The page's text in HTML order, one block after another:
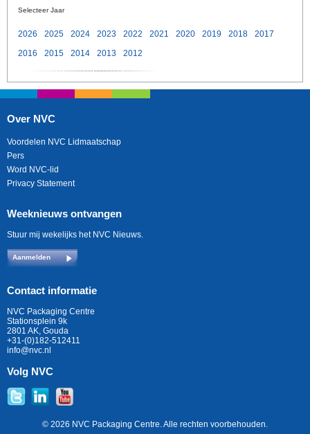
Selecteer Jaar
2026 2025 2024 2023 2022 2021 2020 2019 2018
2017
2016
2015 2014 2013 2012
Over NVC
Voordelen NVC Lidmaatschap
Pers
Word NVC-lid
Privacy Statement
Weeknieuws ontvangen
Stuur mij wekelijks het NVC Nieuws.
Aanmelden
Contact informatie
NVC Packaging Centre
Stationsplein 9k
2801 AK, Gouda
+31-(0)182-512411
info@nvc.nl
Volg NVC
© 2026 NVC Packaging Centre. Alle rechten voorbehouden.